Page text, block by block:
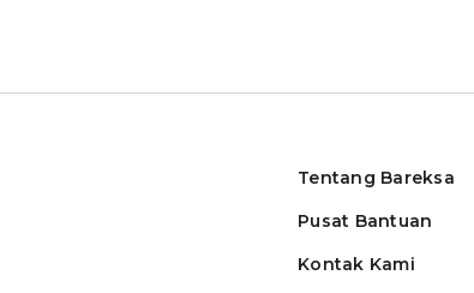
Tentang Bareksa
Pusat Bantuan
Kontak Kami